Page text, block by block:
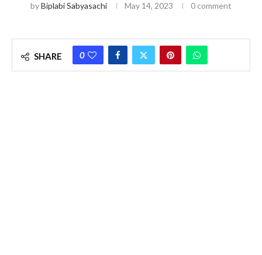
byBiplabi Sabyasachi May 14, 2023 0 comment
SHARE 0